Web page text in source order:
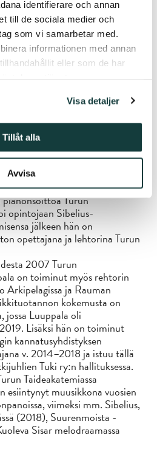
identifierare och annan
till de sociala medier och
som vi samarbetar med.
informationen med annan
eller som de har
Visa detaljer
Tillåt alla
Avvisa
pianonsoittoa Turun
opintojaan Sibelius-
jälkeen hän on
opettajana ja lehtorina Turun
2007 Turun
on toiminut myös rehtorin
Arkipelagissa ja Rauman
kokemusta on
Luuppala oli
Lisäksi hän on toiminut
kannatusyhdistyksen
v. 2014–2018 ja istuu tällä
Tuki ry:n hallituksessa.
Taideakatemiassa
esiintynyt muusikkona vuosien
viimeksi mm. Sibelius,
(2018), Suurenmoista -
Sisar melodraamassa